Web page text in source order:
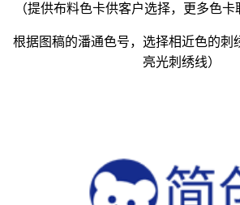
（提供布料色卡供客户选择，更多色卡
根据图稿的潘通色号，选择相近色的刺
亮光刺绣线）